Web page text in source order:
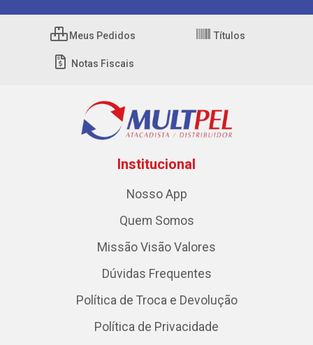
Meus Pedidos Títulos
Notas Fiscais
Institucional
Nosso App
Quem Somos
Missão Visão Valores
Dúvidas Frequentes
Política de Troca e Devolução
Política de Privacidade